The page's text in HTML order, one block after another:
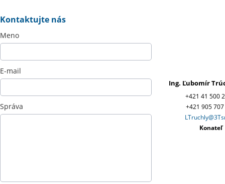
Kontaktujte nás
Meno
E-mail
Správa
Ing. Ľubomír
+421 41 500
+421 905
Konateľ